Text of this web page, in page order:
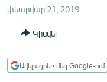
ՊԱՏԵՐԱԶՄԻ 6
ՏԱՐԱԾԱՇՐՋԱՆ
փետրվար 21, 2019
Կիսվել
Ավելացրեք մեզ Google-ում